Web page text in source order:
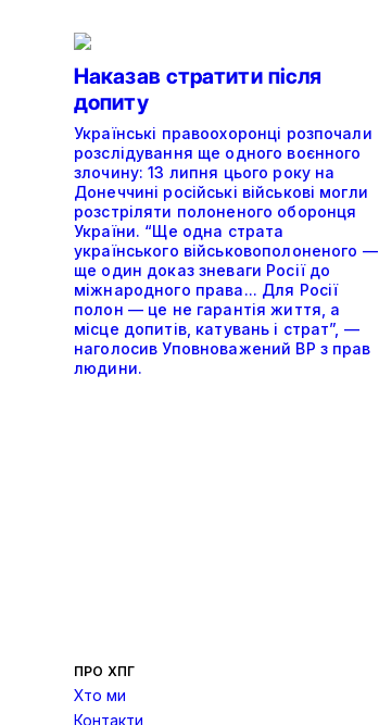
Наказав стратити після
допиту
Українські правоохоронці розпочали
розслідування ще одного воєнного
злочину: 13 липня цього року на
Донеччині російські військові могли
розстріляти полоненого оборонця
України. “Ще одна страта
українського військовополоненого —
ще один доказ зневаги Росії до
міжнародного права... Для Росії
полон — це не гарантія життя, а
місце допитів, катувань і страт”, —
наголосив Уповноважений ВР з прав
людини.
ПРО ХПГ
Хто ми
Контакти